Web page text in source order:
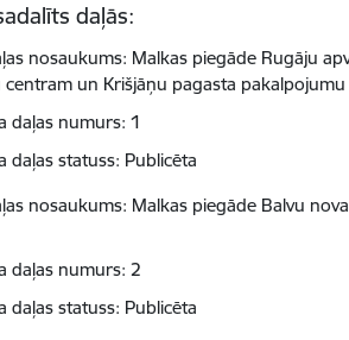
daļās:
nosaukums: Malkas piegāde Rugāju
centram un Krišjāņu pagasta
daļas numurs: 1
daļas statuss: Publicēta
nosaukums: Malkas piegāde Balvu
daļas numurs: 2
daļas statuss: Publicēta